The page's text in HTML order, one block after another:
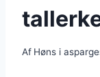
Af Høns i